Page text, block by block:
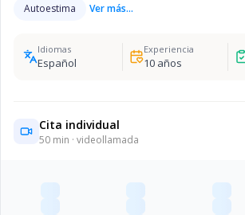
Autoestima
Ver más...
Idiomas
Español
Experiencia
10años
Cita individual
50 min · videollamada